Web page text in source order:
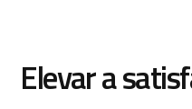
Elevar a